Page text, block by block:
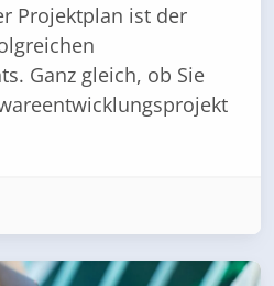
Projektplan ist der
Ganz gleich, ob Sie